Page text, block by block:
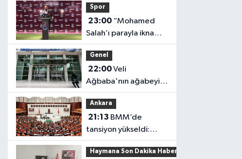
Spor
23:00
Salah’ı parayla ikna
etmedik”
Genel
22:00Veli
Ağbaba'nın ağabeyi
tutuklandı
Ankara
21:13
tansiyon yükseldi:
Fezlekeler sonrası sert
açıklamalar
Haymana Son Dakika Haberleri